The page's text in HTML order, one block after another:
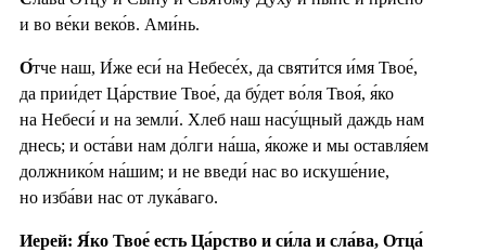
и во ве́ки веко́в. Ами́нь.
О́тче наш, И́же еси́ на Небесе́х, да святи́тся и́мя Твое́,
да прии́дет Ца́рствие Твое́, да бу́дет во́ля Твоя́, я́ко
на Небеси́ и на земли́. Хлеб наш насу́щный даждь нам
днесь; и оста́ви нам до́лги на́ша, я́коже и мы оставля́ем
должнико́м на́шим; и не введи́ нас во искуше́ние,
но изба́ви нас от лука́ваго.
Иерей: Я́ко Твое́ есть Ца́рство и си́ла и сла́ва, Отца́